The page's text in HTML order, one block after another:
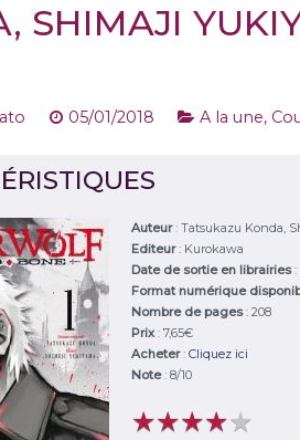
SHIMAJI
05/01/2018 A la une,
Auteur: Tatsukazu Konda,
Editeur: Kurokawa
Date de sortie en librairies:
Format numérique
Nombre de pages: 208
Prix: 7,65€
Acheter: Cliquez ici
Note: 8/10
★★★★★
★★★★★